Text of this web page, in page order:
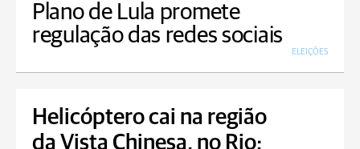
Plano de Lula promete
regulação das redes sociais
ELEIÇÕES
Helicóptero cai na região
da Vista Chinesa, no Rio;